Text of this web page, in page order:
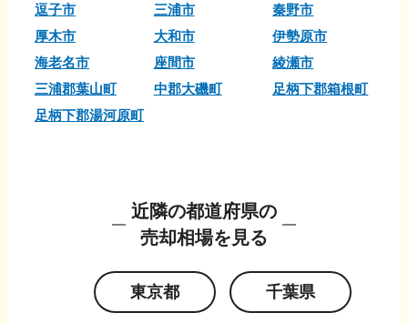
逗子市
三浦市
秦野市
厚木市
大和市
伊勢原市
海老名市
座間市
綾瀬市
三浦郡葉山町
中郡大磯町
足柄下郡箱根町
足柄下郡湯河原町
近隣の都道府県の
売却相場を見る
東京都 千葉県